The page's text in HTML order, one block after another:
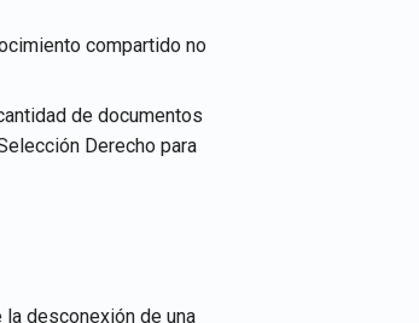
Italiano
compartido no
de documentos
Derecho para
desconexión de una